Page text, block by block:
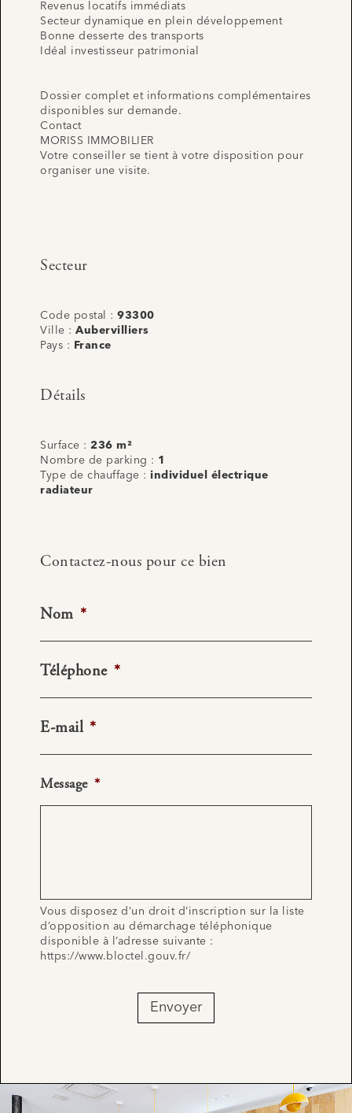
Revenus locatifs immédiats
Secteur dynamique en plein développement
Bonne desserte des transports
Idéal investisseur patrimonial
Dossier complet et informations complémentaires
disponibles sur demande.
Contact
MORISS IMMOBILIER
Votre conseiller se tient à votre disposition pour
organiser une visite.
Secteur
Code postal : 93300
Ville : Aubervilliers
Pays :
France
Détails
Surface : 236 m²
Nombre de parking : 1
Type de chauffage : individuel électrique
radiateur
Contactez-nous pour ce bien
Nom *
Téléphone *
E-mail *
Message *
Vous disposez d’un droit d’inscription sur la liste
d’opposition au démarchage téléphonique
disponible à l’adresse suivante :
https://www.bloctel.gouv.fr/
Envoyer